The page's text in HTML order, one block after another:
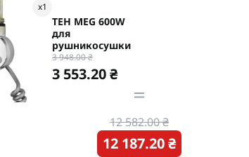
x1
ТЕН MEG 600W
для
рушникосушки
3 948.00 ₴
3 553.20 ₴
12 582.00 ₴
12 187.20 ₴